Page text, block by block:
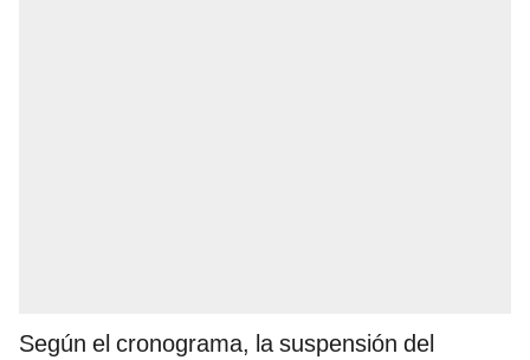
Según el cronograma, la suspensión del